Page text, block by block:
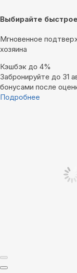
Выбирайте
Мгновенное
хозяина
Кэшбэк до 4%
Забронируйте до 31
бонусами после
Подробнее